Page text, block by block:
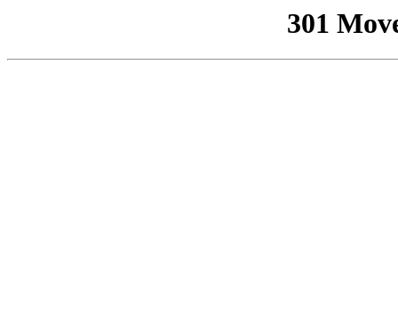
301